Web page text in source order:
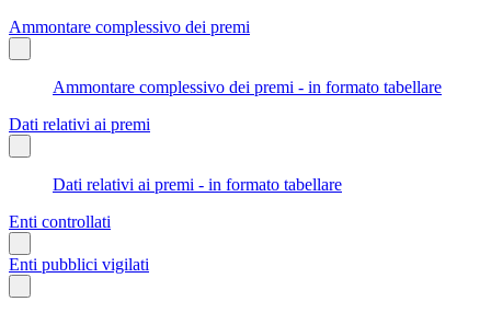
Ammontare complessivo dei premi
Ammontare complessivo dei premi - in formato tabellare
Dati relativi ai premi
Dati relativi ai premi - in formato tabellare
Enti controllati
Enti pubblici vigilati